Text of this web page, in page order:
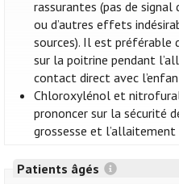
rassurantes (pas de
ou d’autres effets
sources). Il est préférable
sur la poitrine pendant
contact direct avec
Chloroxylénol et
prononcer sur la sécurité
grossesse et l’allaitement
Patients âgés